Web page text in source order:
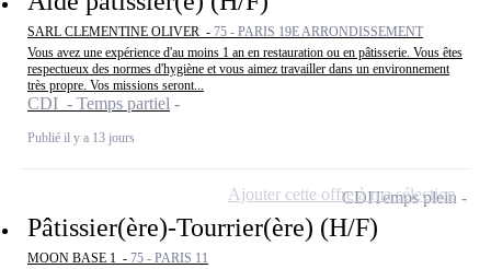
SARL CLEMENTINE OLIVER - 75 - PARIS 19E ARRONDISSEMENT
Vous avez une expérience d'au moins 1 an en restauration ou en pâtisserie. Vous êtes
respectueux des normes d'hygiène et vous aimez travailler dans un environnement
très propre. Vos missions seront...
CDI - Temps partiel
Publié il y a 13 jours
Pâtissier(ère)-Tourrier(ère) (H/F)
MOON BASE 1 - 75 - PARIS 11
CDITemps plein
Ajouter cette offre à ma sélection